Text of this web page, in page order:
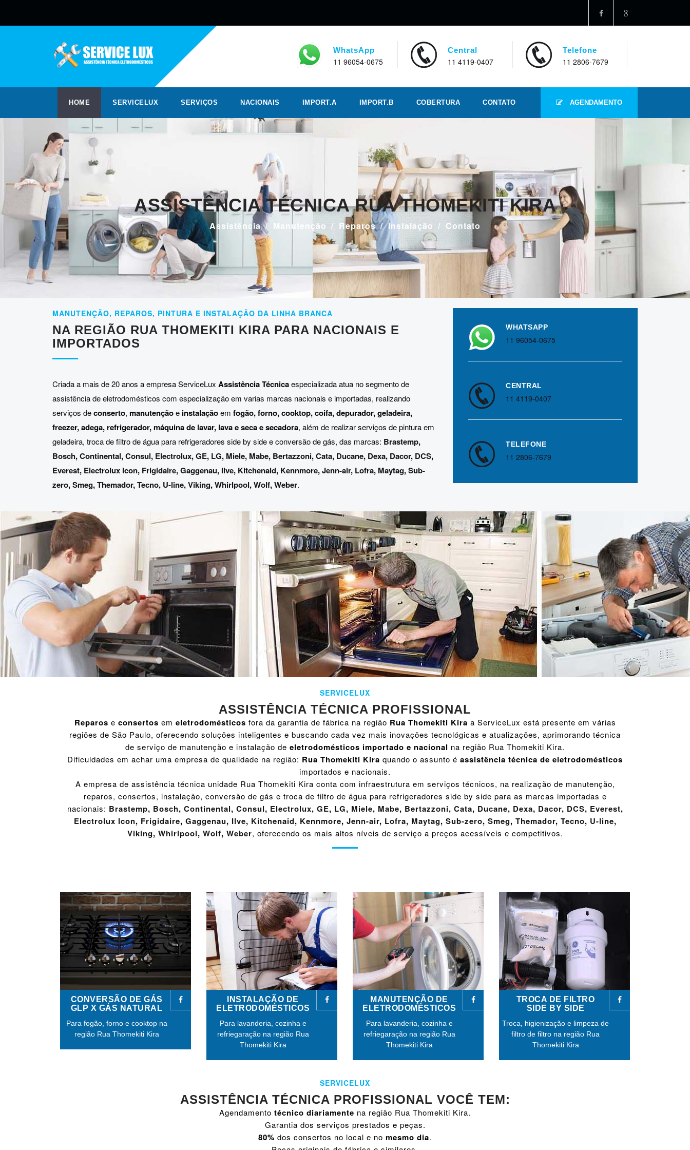
WhatsApp
11 96054-0675
Central
11 4119-0407
Telefone
11 2806-7679
HOME SERVICELUX SERVIÇOS NACIONAIS IMPORT.A IMPORT.B COBERTURA CONTATO AGENDAMENTO
ASSISTÊNCIA TÉCNICA RUA THOMEKITI KIRA
Assistência Manutenção Reparos Instalação Contato
MANUTENÇÃO, REPAROS, PINTURA E INSTALAÇÃO DA LINHA BRANCA
NA REGIÃO RUA THOMEKITI KIRA PARA NACIONAIS E
IMPORTADOS
Criada a mais de 20 anos a empresa ServiceLux Assistência Técnicaespecializada atua no segmento de
assistência de eletrodomésticos com especialização em varias marcas nacionais e importadas, realizando
serviços deconserto, manutençãoe instalaçãoem fogão, forno, cooktop, coifa, depurador, geladeira,
freezer, adega, refrigerador, máquina de lavar, lava e seca e secadora, além de realizar serviços de pintura em
geladeira, troca de filtro de água para refrigeradores side by side e conversão de gás, das marcas: Brastemp,
Bosch,Continental,Consul, Electrolux,GE, LG, Miele, Mabe, Bertazzoni,Cata, Ducane, Dexa, Dacor, DCS,
Everest, Electrolux Icon, Frigidaire,Gaggenau, Ilve, Kitchenaid, Kennmore,Jenn-air, Lofra, Maytag,Sub-
zero,Smeg,Themador,Tecno, U-line,Viking,Whirlpool,Wolf,Weber.
WHATSAPP
11 96054-0675
CENTRAL
11 4119-0407
TELEFONE
11 2806-7679
SERVICELUX
ASSISTÊNCIA TÉCNICA PROFISSIONAL
Reparos e consertos em eletrodomésticos fora da garantia de fábrica na região Rua Thomekiti Kira a ServiceLux está presente em várias
regiões de São Paulo, oferecendo soluções inteligentes e buscando cada vez mais inovações tecnológicas e atualizações, aprimorando técnica
de serviço de manutenção e instalação de eletrodomésticos importado e nacional na região Rua Thomekiti Kira.
Dificuldades em achar uma empresa de qualidade na região: Rua Thomekiti Kira quando o assunto é assistência técnica de eletrodomésticos
importados e nacionais.
A empresa de assistência técnica unidade Rua Thomekiti Kira conta com infraestrutura em serviços técnicos, na realização de manutenção,
reparos, consertos, instalação, conversão de gás e troca de filtro de água para refrigeradores side by side para as marcas importadas e
nacionais: Brastemp, Bosch, Continental, Consul, Electrolux, GE, LG, Miele, Mabe, Bertazzoni, Cata, Ducane, Dexa, Dacor, DCS, Everest,
Electrolux Icon, Frigidaire, Gaggenau, Ilve, Kitchenaid, Kennmore, Jenn-air, Lofra, Maytag, Sub-zero, Smeg, Themador, Tecno, U-line,
Viking, Whirlpool, Wolf, Weber, oferecendo os mais altos níveis de serviço a preços acessíveis e competitivos.
CONVERSÃO DE GÁS
GLP X GÁS NATURAL
Para fogão, forno e cooktop na
região Rua Thomekiti Kira
INSTALAÇÃO DE
ELETRODOMÉSTICOS
Para lavanderia, cozinha e
refriegaração na região Rua
Thomekiti Kira
MANUTENÇÃO DE
ELETRODOMÉSTICOS
Para lavanderia, cozinha e
refriegaração na região Rua
Thomekiti Kira
TROCA DE FILTRO
SIDE BY SIDE
Troca, higienização e limpeza de
filtro de filtro na região Rua
Thomekiti Kira
SERVICELUX
ASSISTÊNCIA TÉCNICA PROFISSIONAL VOCÊ TEM:
Agendamento técnico diariamente na região Rua Thomekiti Kira.
Garantia dos serviços prestados e peças.
80% dos consertos no local e no mesmo dia.